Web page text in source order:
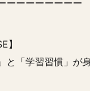
ーーーーーーーー
】
と「学習習慣」が